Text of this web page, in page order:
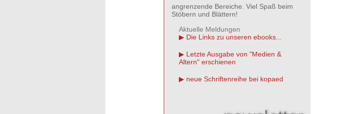
angrenzende Bereiche. Viel Spaß beim
Stöbern und Blättern!
Aktuelle Meldungen
Die Links zu unseren ebooks...
Letzte Ausgabe von "Medien &
Altern" erschienen
neue Schriftenreihe bei kopaed